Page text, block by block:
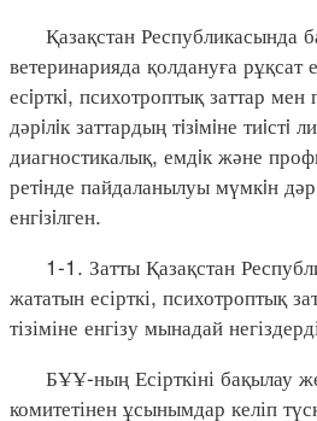
Қазақстан Республикасында
ветеринарияда қолдануға рұқсат
есiрткi, психотроптық заттар мен
дәрiлiк заттардың тiзiмiне тиiстi
диагностикалық, емдiк және
ретiнде пайдаланылуы мүмкiн
енгiзiлген.
1-1. Затты Қазақстан
жататын есірткі, психотроптық
тізіміне енгізу мынадай
БҰҰ-ның Есірткіні бақылау
комитетінен ұсынымдар келіп